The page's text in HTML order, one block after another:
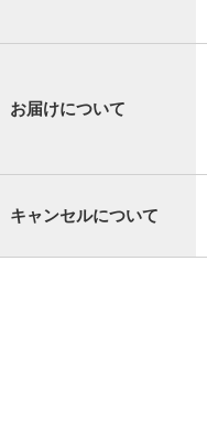
お届けについて
キャンセルについて